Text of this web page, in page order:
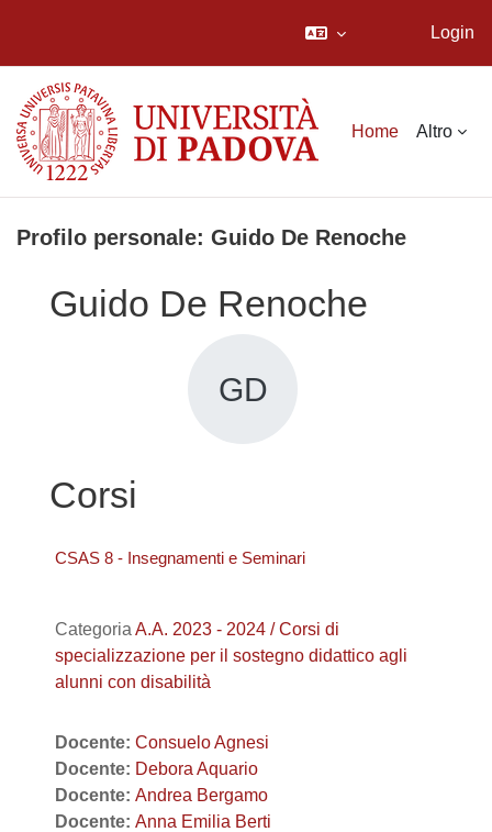
Login
Home Altro
Profilo personale: Guido De Renoche
Guido De Renoche
GD
Corsi
CSAS 8 - Insegnamenti e Seminari
Categoria A.A. 2023 - 2024 / Corsi di
specializzazione per il sostegno didattico agli
alunni con disabilità
Docente: Consuelo Agnesi
Docente: Debora Aquario
Docente: Andrea Bergamo
Docente: Anna Emilia Berti